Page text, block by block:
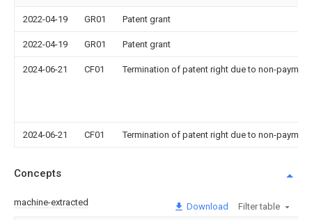
2022-04-19 GR01 Patent grant
2022-04-19 GR01 Patent grant
2024-06-21 CF01 Termination of patent right due to non-
2024-06-21 CF01 Termination of patent right due to non-
Concepts
machine-extracted Download Filter table